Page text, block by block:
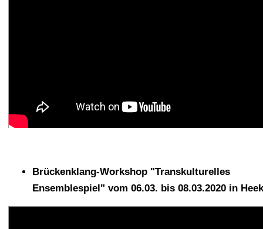
Brückenklang-Workshop "Transkulturelles
Ensemblespiel" vom 06.03. bis 08.03.2020 in